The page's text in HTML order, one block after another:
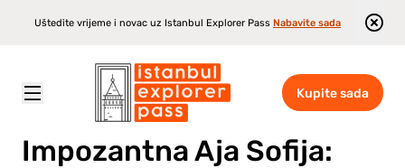
Uštedite vrijeme i novac uz Istanbul Explorer Pass Nabavite sada
Kupite sada
Istanbul Explorer Pass \ Blog \ Impozantna Aja Sofija: Sve što trebate znati
Impozantna Aja Sofija: